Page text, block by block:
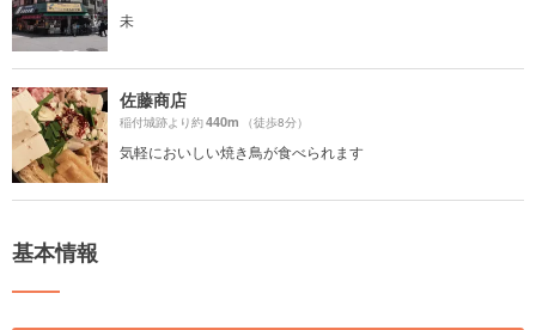
未
佐藤商店
稲付城跡より約440m （徒歩8分）
気軽においしい焼き鳥が食べられます
基本情報